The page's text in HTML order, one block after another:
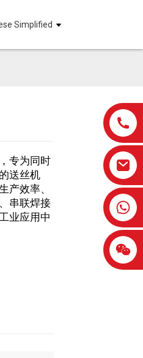
Simplified
0086-13959638906
Loading...
Loading...
专为同时
送丝机
产效率、
串联焊接
业应用中